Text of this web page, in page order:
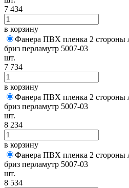
7 434
в корзину
Фанера ПВХ пленка 2 стороны
бриз перламутр 5007-03
шт.
7 734
в корзину
Фанера ПВХ пленка 2 стороны
бриз перламутр 5007-03
шт.
8 234
в корзину
Фанера ПВХ пленка 2 стороны
бриз перламутр 5007-03
шт.
8 534